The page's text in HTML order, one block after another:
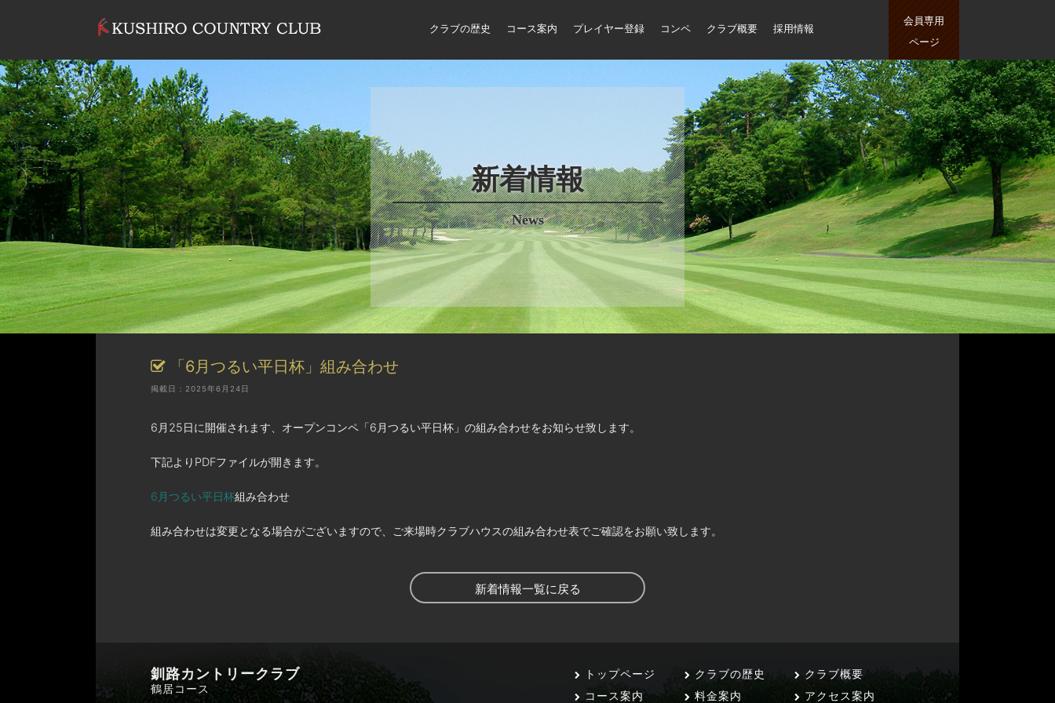
クラブの歴史 コース案内 プレイヤー登録 コンペ クラブ概要 採用情報
会員専用
ページ
新着情報
News
「6月つるい平日杯」組み合わせ
掲載日：2025年6月24日
6月25日に開催されます、オープンコンペ「6月つるい平日杯」の組み合わせをお知らせ致します。
下記よりPDFファイルが開きます。
6月つるい平日杯組み合わせ
組み合わせは変更となる場合がございますので、ご来場時クラブハウスの組み合わせ表でご確認をお願い致します。
新着情報一覧に戻る
釧路カントリークラブ
鶴居コース
トップページ
コース案内
クラブの歴史
料金案内
クラブ概要
アクセス案内